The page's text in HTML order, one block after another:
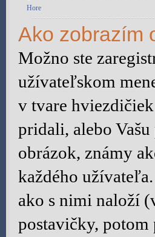
Hore
Ako zobrazím
Možno ste
užívateľskom
v tvare
pridali, alebo
obrázok, známy
každého
ako s nimi naloží
postavičky, potom